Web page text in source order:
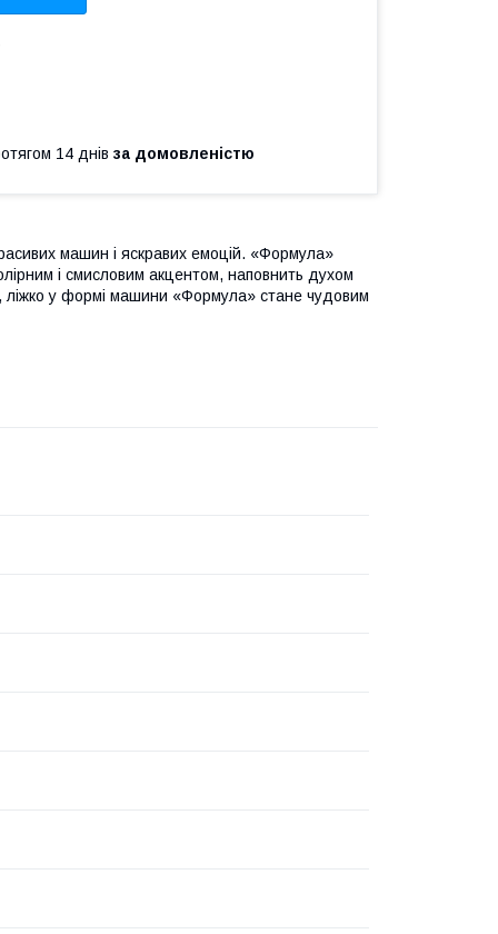
14 днів за домовленістю
машин і яскравих емоцій. «Формула»
і смисловим акцентом, наповнить духом
ліжко у формі машини «Формула» стане чудовим